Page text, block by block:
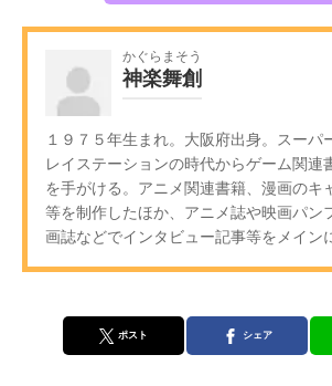
かぐらまそう
神楽舞創
１９７５年生まれ。大阪府出身。スーパ
レイステーションの時代からゲーム関連
を手がける。アニメ関連書籍、漫画のキ
等を制作したほか、アニメ誌や映画パン
画誌などでインタビュー記事等をメイン
ポスト シェア